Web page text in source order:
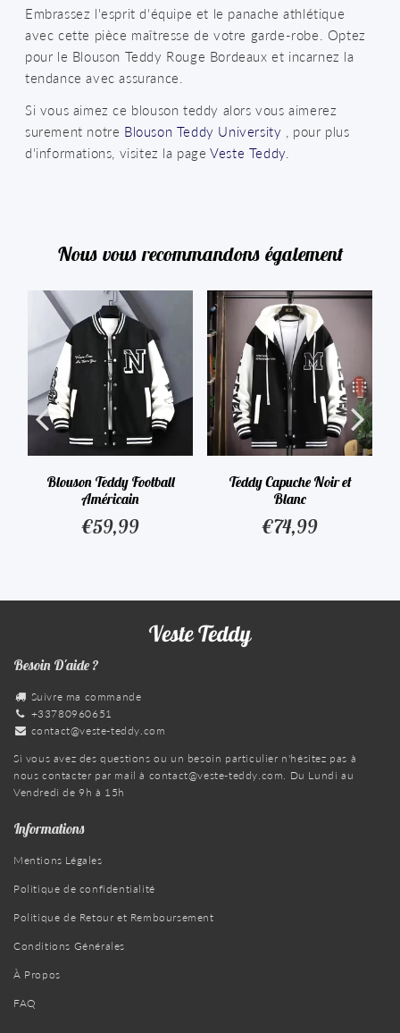
Embrassez l'esprit d'équipe et le panache athlétique
avec cette pièce maîtresse de votre garde-robe. Optez
pour le Blouson Teddy Rouge Bordeaux et incarnez la
tendance avec assurance.
Si vous aimez ce blouson teddy alors vous aimerez
surement notre Blouson Teddy University , pour plus
d'informations, visitez la pageVeste Teddy
Nous vous recommandons également
Blouson Teddy Football
Américain
Prix
€59,99
Teddy Capuche Noir et
Blanc
Prix
€74,99
Besoin D'aide ?
Suivre ma commande
+33780960651
contact@veste-teddy.com
Si vous avez des questions ou un besoin particulier n'hésitez pas à
nous contacter par mail à contact@veste-teddy.com. Du Lundi au
Vendredi de 9h à 15h
Informations
Mentions Légales
Politique de confidentialité
Politique de Retour et Remboursement
Conditions Générales
À Propos
FAQ